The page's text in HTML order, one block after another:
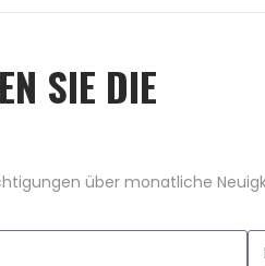
0
2
SIE DIE
über monatliche